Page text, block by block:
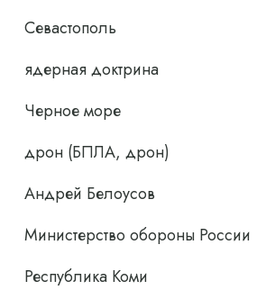
Севастополь
ядерная доктрина
Черное море
дрон (БПЛА, дрон)
Андрей Белоусов
Министерство обороны России
Республика Коми